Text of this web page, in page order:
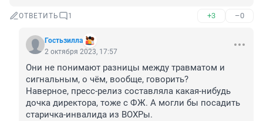
ОТВЕТИТЬ 1 +3 –0
Гостьзилла
2 октября 2023, 17:57
Они не понимают разницы между травматом и
сигнальным, о чём, вообще, говорить?
Наверное, пресс-релиз составляла какая-нибудь
дочка директора, тоже с ФЖ. А могли бы посадить
старичка-инвалида из ВОХРы.